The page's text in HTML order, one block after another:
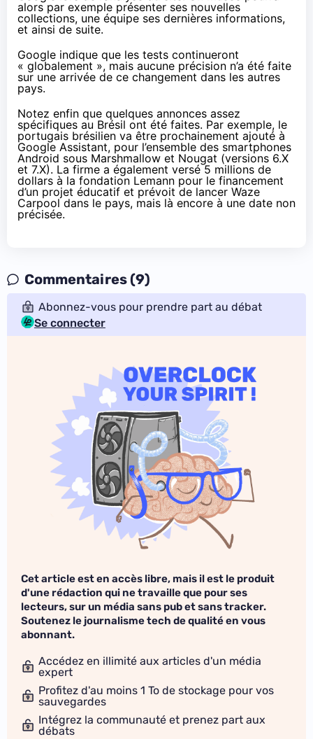
alors par exemple présenter ses nouvelles
collections, une équipe ses dernières informations,
et ainsi de suite.
Google indique que les tests continueront
« globalement », mais aucune précision n’a été faite
sur une arrivée de ce changement dans les autres
pays.
Notez enfin que quelques annonces assez
spécifiques au Brésil ont été faites. Par exemple, le
portugais brésilien va être prochainement ajouté à
Google Assistant, pour l’ensemble des smartphones
Android sous Marshmallow et Nougat (versions 6.X
et 7.X). La firme a également versé 5 millions de
dollars à la fondation Lemann pour le financement
d’un projet éducatif et prévoit de lancer Waze
Carpooldans le pays, mais là encore à une date non
précisée.
Commentaires (9)
Abonnez-vous pour prendre part au débat
Se connecter
Cet article est en accès libre, mais il est le produit
d'une rédaction qui ne travaille que pour ses
lecteurs, sur un média sans pub et sans tracker.
Soutenez le journalisme tech de qualité en vous
abonnant.
Accédez en illimité aux articles d'un média
expert
Profitez d'au moins 1 To de stockage pour vos
sauvegardes
Intégrez la communauté et prenez part aux
débats